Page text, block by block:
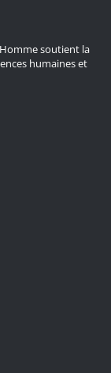
soutient la
humaines et